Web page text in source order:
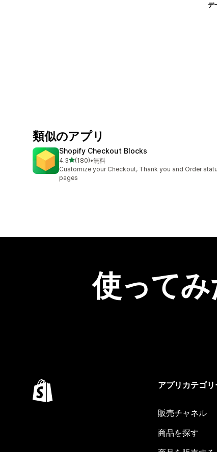
デ
類似のアプリ
Shopify Checkout Blocks
4.35つ星中
(180)
合計レビュー数：180件
•無料
Customize your Checkout, Thank you and Order
pages
使って
アプリカテゴリ
販売チャネル
商品を探す